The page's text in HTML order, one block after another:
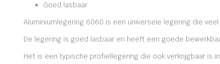
Goed lasbaar
Aluminiumlegering 6060 is een universele legering die
De legering is goed lasbaar en heeft een goede
Het is een typische profiellegering die ook verkrijgbaar is